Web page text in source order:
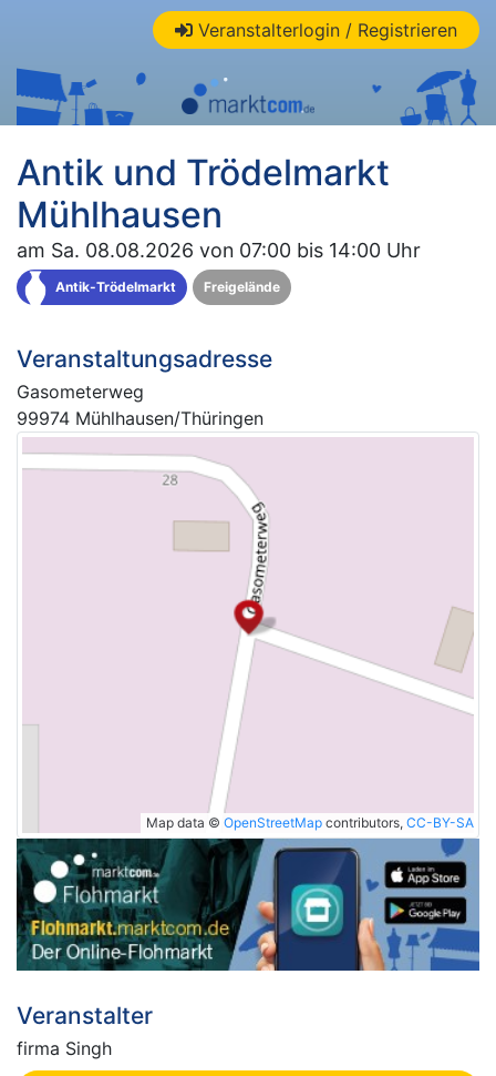
Veranstalterlogin / Registrieren
Antik und Trödelmarkt
Mühlhausen
am Sa. 08.08.2026 von 07:00 bis 14:00 Uhr
Antik-Trödelmarkt Freigelände
Veranstaltungsadresse
Gasometerweg
99974 Mühlhausen/Thüringen
Map data © OpenStreetMap contributors, CC-BY-SA
Veranstalter
firma Singh